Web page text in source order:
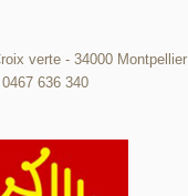
verte - 34000 Montpellier
0467 636 340